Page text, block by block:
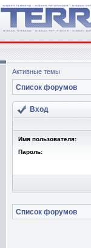
Активные темы
Список форумов
Вход
Имя пользователя:
Пароль:
Список форумов